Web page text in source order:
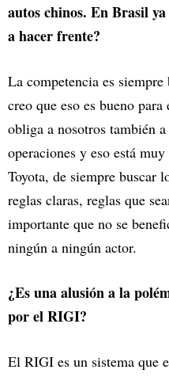
autos chinos. En Brasil
a hacer frente?
La competencia es
creo que eso es bueno
obliga a nosotros también
operaciones y eso está
Toyota, de siempre buscar
reglas claras, reglas que
importante que no se
ningún a ningún actor.
¿Es una alusión a la
por el RIGI?
El RIGI es un sistema que